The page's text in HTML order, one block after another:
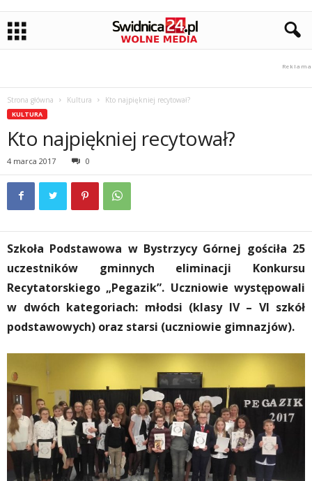
Strona główna Kultura Kto najpiękniej recytował?
KULTURA
Kto najpiękniej recytował?
4 marca 2017 0
Szkoła Podstawowa w Bystrzycy Górnej gościła 25
uczestników gminnych eliminacji Konkursu
Recytatorskiego „Pegazik”. Uczniowie występowali
w dwóch kategoriach: młodsi (klasy IV – VI szkół
podstawowych) oraz starsi (uczniowie gimnazjów).